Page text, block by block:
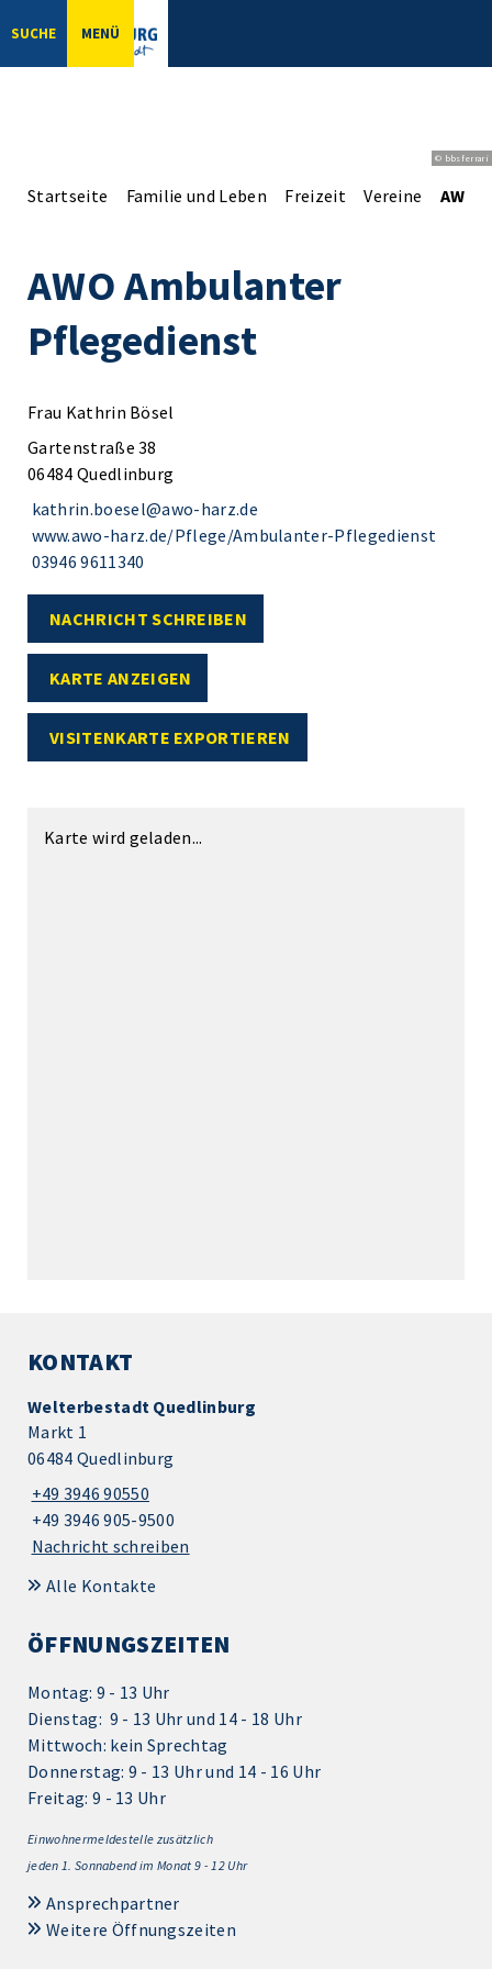
SUCHE MENÜ
© bbsferrari
Startseite Familie und Leben Freizeit Vereine AWO
AWO Ambulanter
Pflegedienst
Frau Kathrin Bösel
Gartenstraße 38
06484 Quedlinburg
kathrin.boesel@awo-harz.de
www.awo-harz.de/Pflege/Ambulanter-Pflegedienst
03946 9611340
NACHRICHT SCHREIBEN
KARTE ANZEIGEN
VISITENKARTE EXPORTIEREN
Karte wird geladen...
KONTAKT
Welterbestadt Quedlinburg
Markt 1
06484 Quedlinburg
+49 3946 90550
+49 3946 905-9500
Nachricht schreiben
Alle Kontakte
ÖFFNUNGSZEITEN
Montag: 9 - 13 Uhr
Dienstag: 9 - 13 Uhr und 14 - 18 Uhr
Mittwoch: kein Sprechtag
Donnerstag: 9 - 13 Uhr und 14 - 16 Uhr
Freitag: 9 - 13 Uhr
Einwohnermeldestelle zusätzlich
jeden 1. Sonnabend im Monat 9 - 12 Uhr
Ansprechpartner
Weitere Öffnungszeiten